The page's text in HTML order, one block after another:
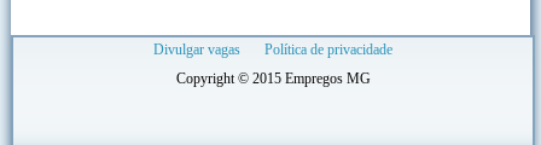
Divulgar vagas
Política de privacidade
Copyright © 2015 Empregos MG